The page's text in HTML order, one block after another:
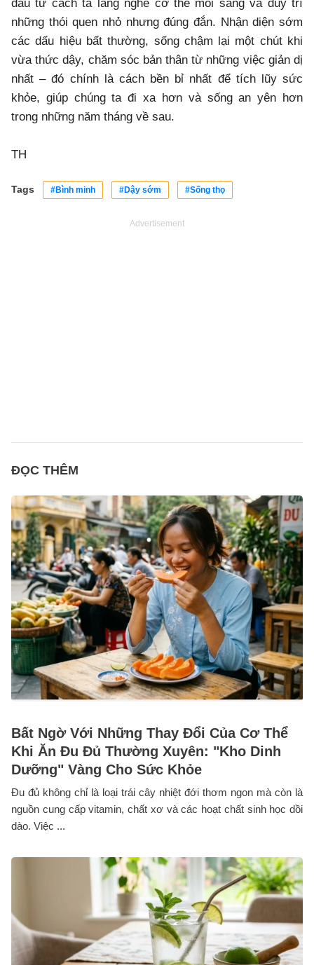
đầu từ cách ta lắng nghe cơ thể mỗi sáng và duy trì
những thói quen nhỏ nhưng đúng đắn. Nhận diện sớm
các dấu hiệu bất thường, sống chậm lại một chút khi
vừa thức dậy, chăm sóc bản thân từ những việc giản dị
nhất – đó chính là cách bền bỉ nhất để tích lũy sức
khỏe, giúp chúng ta đi xa hơn và sống an yên hơn
trong những năm tháng về sau.
TH
Tags #Bình minh #Dậy sớm #Sống thọ
Advertisement
ĐỌC THÊM
Bất Ngờ Với Những Thay Đổi Của Cơ Thể
Khi Ăn Đu Đủ Thường Xuyên: "Kho Dinh
Dưỡng" Vàng Cho Sức Khỏe
Đu đủ không chỉ là loại trái cây nhiệt đới thơm ngon mà còn là
nguồn cung cấp vitamin, chất xơ và các hoạt chất sinh học dồi
dào. Việc ...